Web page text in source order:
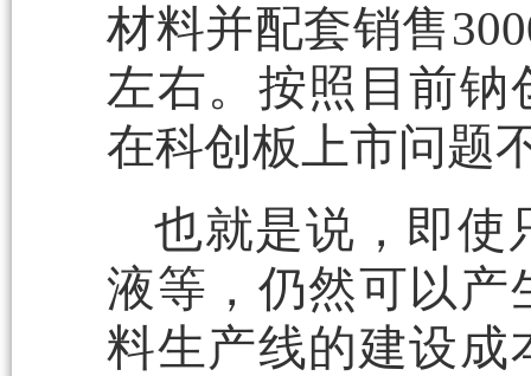
材料并配套销售
左右。按照目前钠
在科创板上市问题
也就是说，即使
液等，仍然可以产
料生产线的建设成